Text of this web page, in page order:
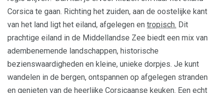
Corsica te gaan. Richting het zuiden, aan de oostelijke kant
van het land ligt het eiland, afgelegen en tropisch. Dit
prachtige eiland in de Middellandse Zee biedt een mix van
adembenemende landschappen, historische
bezienswaardigheden en kleine, unieke dorpjes. Je kunt
wandelen in de bergen, ontspannen op afgelegen stranden
en genieten van de heerlijke Corsicaanse keuken. Een echt